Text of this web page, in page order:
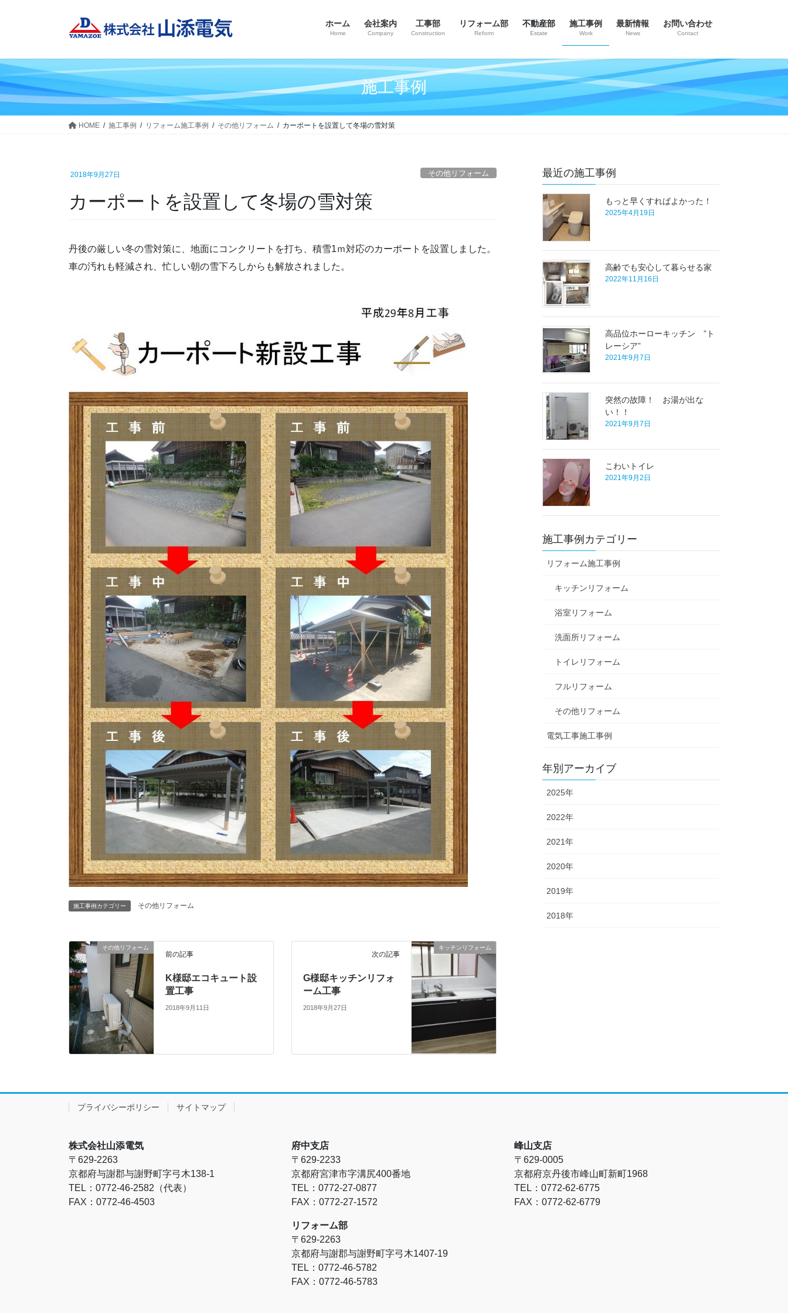
ツ
へ
キ
ッ
シ
ョ
に
移
ホーム
Home
会社案内
Company
工事部
Construction
リフォーム部
Reform
不動産部
Estate
施工事例
Work
最新情報
News
お問い合わせ
Contact
施工事例
HOME 施工事例 リフォーム施工事例 その他リフォーム カーポートを設置して冬場の雪対策
2018年9月27日 その他リフォーム
カーポートを設置して冬場の雪対策
丹後の厳しい冬の雪対策に、地面にコンクリートを打ち、積雪1ｍ対応のカーポートを設置しました。
車の汚れも軽減され、忙しい朝の雪下ろしからも解放されました。
施工事例カテゴリー その他リフォーム
その他リフォーム
前の記事
K様邸エコキュート設
置工事
2018年9月11日
キッチンリフォーム
次の記事
G様邸キッチンリフォ
ーム工事
2018年9月27日
最近の施工事例
もっと早くすればよかった！
2025年4月19日
高齢でも安心して暮らせる家
2022年11月16日
高品位ホーローキッチン ”ト
レーシア”
2021年9月7日
突然の故障！ お湯が出な
い！！
2021年9月7日
こわいトイレ
2021年9月2日
施工事例カテゴリー
リフォーム施工事例
キッチンリフォーム
浴室リフォーム
洗面所リフォーム
トイレリフォーム
フルリフォーム
その他リフォーム
電気工事施工事例
年別アーカイブ
2025年
2022年
2021年
2020年
2019年
2018年
プライバシーポリシー サイトマップ
株式会社山添電気
〒629-2263
京都府与謝郡与謝野町字弓木138-1
TEL：0772-46-2582（代表）
FAX：0772-46-4503
府中支店
〒629-2233
京都府宮津市字溝尻400番地
TEL：0772-27-0877
FAX：0772-27-1572
リフォーム部
〒629-2263
京都府与謝郡与謝野町字弓木1407-19
TEL：0772-46-5782
FAX：0772-46-5783
峰山支店
〒629-0005
京都府京丹後市峰山町新町1968
TEL：0772-62-6775
FAX：0772-62-6779